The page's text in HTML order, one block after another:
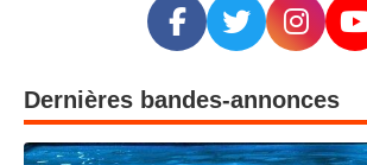
Dernières bandes-annonces